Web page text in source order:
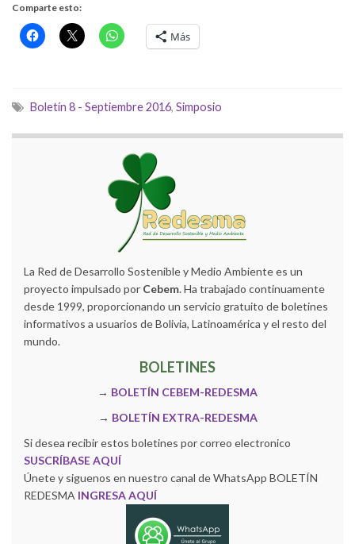
Comparte esto:
Más
Boletín 8 - Septiembre 2016, Simposio
La Red de Desarrollo Sostenible y Medio Ambiente es un
proyecto impulsado por Cebem. Ha trabajado continuamente
desde 1999, proporcionando un servicio gratuito de boletines
informativos a usuarios de Bolivia, Latinoamérica y el resto del
mundo.
BOLETINES
→ BOLETÍN CEBEM-REDESMA
→ BOLETÍN EXTRA-REDESMA
Si desea recibir estos boletines por correo electronico
SUSCRÍBASE AQUÍ
Únete y siguenos en nuestro canal de WhatsApp BOLETÍN
REDESMA INGRESA AQUÍ